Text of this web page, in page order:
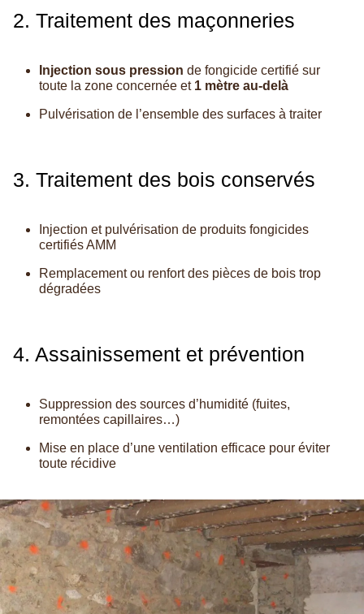
2. Traitement des maçonneries
Injection sous pression de fongicide certifié sur
toute la zone concernée et 1 mètre au-delà
Pulvérisation de l’ensemble des surfaces à traiter
3. Traitement des bois conservés
Injection et pulvérisation de produits fongicides
certifiés AMM
Remplacement ou renfort des pièces de bois trop
dégradées
4. Assainissement et prévention
Suppression des sources d’humidité (fuites,
remontées capillaires…)
Mise en place d’une ventilation efficace pour éviter
toute récidive